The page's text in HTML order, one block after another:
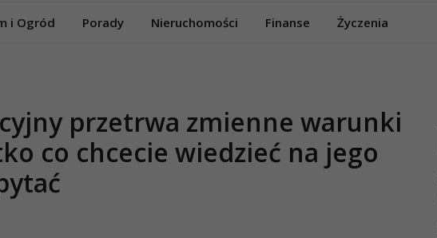
i Ogród Porady Nieruchomości Finanse Życzenia
przetrwa zmienne warunki
co chcecie wiedzieć na jego